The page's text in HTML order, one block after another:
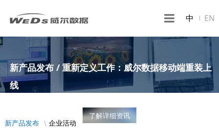
中 EN
新产品发布 / 重新定义工作：威尔数据移动端重装上
线
新产品发布 企业活动
了解详细资讯